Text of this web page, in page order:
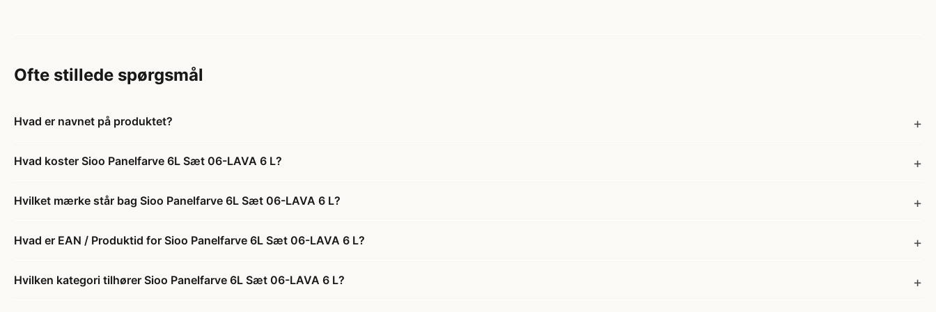
Ofte stillede spørgsmål
Hvad er navnet på produktet?
Hvad koster Sioo Panelfarve 6L Sæt 06-LAVA 6 L?
Hvilket mærke står bag Sioo Panelfarve 6L Sæt 06-LAVA 6 L?
Hvad er EAN / Produktid for Sioo Panelfarve 6L Sæt 06-LAVA 6 L?
Hvilken kategori tilhører Sioo Panelfarve 6L Sæt 06-LAVA 6 L?